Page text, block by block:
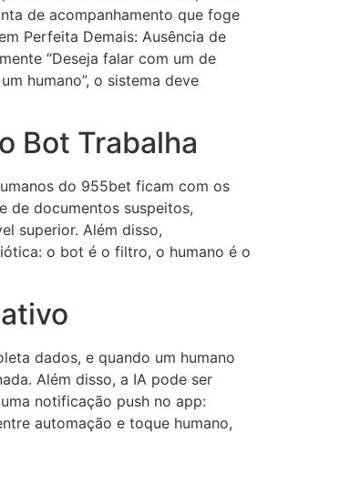
de acompanhamento que foge
Perfeita Demais: Ausência de
“Deseja falar com um de
humano”, o sistema deve
Bot Trabalha
do 955bet ficam com os
de documentos suspeitos,
superior. Além disso,
o bot é o filtro, o humano é o
dados, e quando um humano
Além disso, a IA pode ser
notificação push no app:
automação e toque humano,